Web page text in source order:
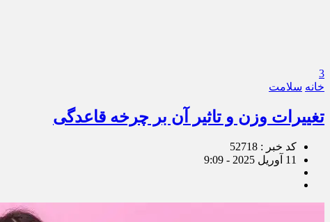
3
خانه سلامت
تغییرات وزن و تاثیر آن بر چرخه قاعدگی
کد خبر : 52718
11 آوریل 2025 - 9:09